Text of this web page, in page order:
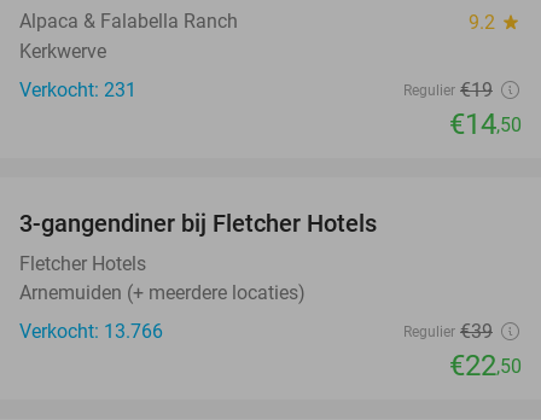
Alpaca & Falabella Ranch 9.2 star
Kerkwerve
Verkocht: 231
Regulier €19
€14,50
3-gangendiner bij Fletcher Hotels
Fletcher Hotels
Arnemuiden (+ meerdere locaties)
Verkocht: 13.766
Regulier €39
€22,50